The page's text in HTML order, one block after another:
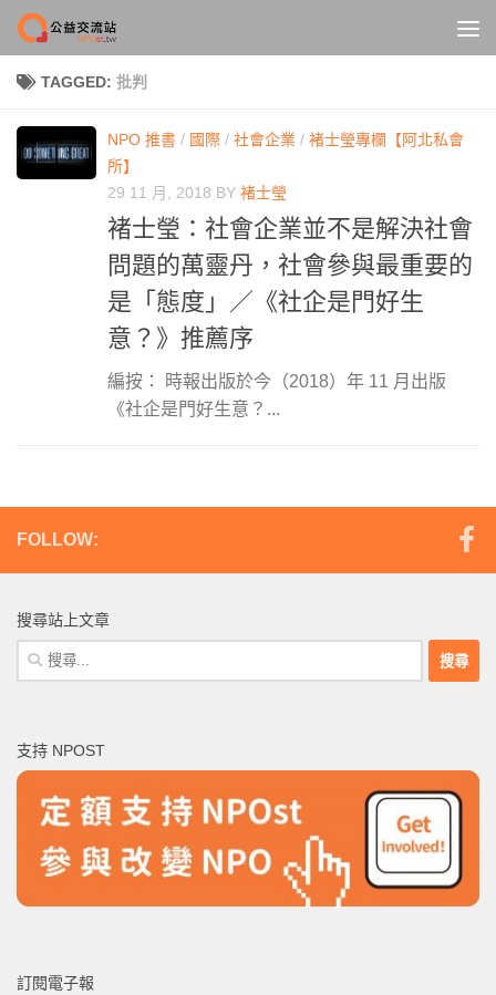
Skip to content
TAGGED: 批判
NPO 推書 / 國際 / 社會企業 / 褚士瑩專欄【阿北私會
所】
29 11 月, 2018 BY 褚士瑩
褚士瑩：社會企業並不是解決社會
問題的萬靈丹，社會參與最重要的
是「態度」／《社企是門好生
意？》推薦序
編按： 時報出版於今（2018）年 11 月出版
《社企是門好生意？...
FOLLOW:
搜尋站上文章
搜
尋
字:
支持 NPOST
訂閱電子報